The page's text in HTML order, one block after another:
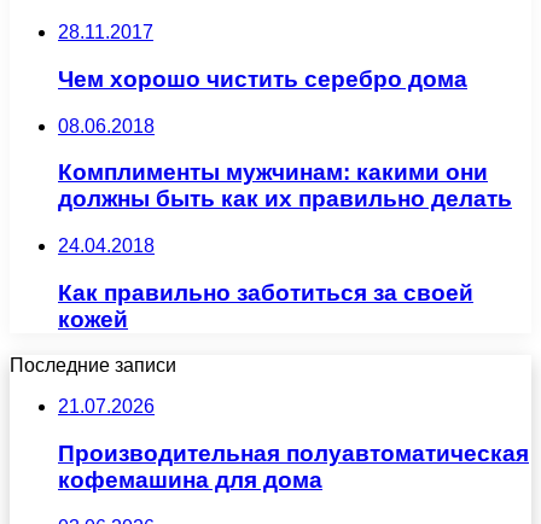
28.11.2017
Чем хорошо чистить серебро дома
08.06.2018
Комплименты мужчинам: какими они
должны быть как их правильно делать
24.04.2018
Как правильно заботиться за своей
кожей
Последние записи
21.07.2026
Производительная полуавтоматическая
кофемашина для дома